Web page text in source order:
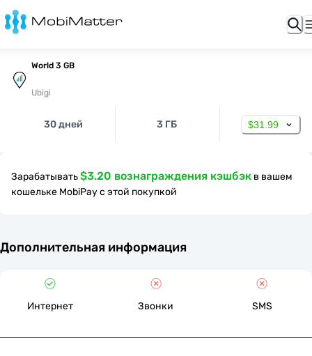
World 3 GB
Ubigi
30 дней 3 ГБ $31.99
Зарабатывать$3.20 вознаграждения кэшбэк в вашем
кошельке MobiPay с этой покупкой
Дополнительная информация
Интернет Звонки SMS